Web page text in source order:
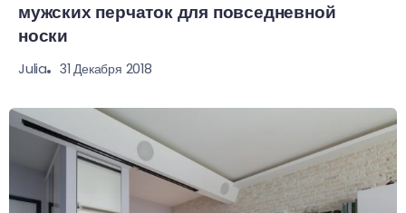
мужских перчаток для повседневной
носки
Julia 31 Декабря 2018